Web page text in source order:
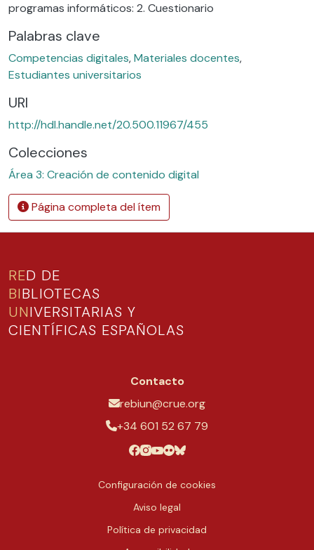
programas informáticos: 2. Cuestionario
Palabras clave
Competencias digitales,Materiales docentes,
Estudiantes universitarios
URI
http://hdl.handle.net/20.500.11967/455
Colecciones
Área 3: Creación de contenido digital
Página completa del ítem
RED DE
BIBLIOTECAS
UNIVERSITARIAS Y
CIENTÍFICAS ESPAÑOLAS
Contacto
rebiun@crue.org
+34 601 52 67 79
Configuración de cookies
Aviso legal
Política de privacidad